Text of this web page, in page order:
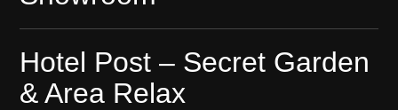
Hotel Post – Secret Garden
& Area Relax